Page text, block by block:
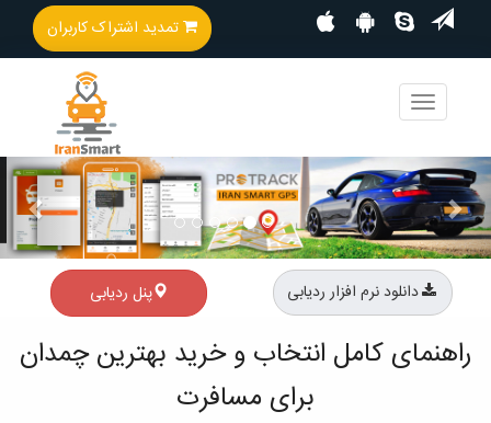
تمدید اشتراک کاربران
Toggle
navigation
Next
دانلود نرم افزار ردیابی پنل ردیابی
راهنمای کامل انتخاب و خرید بهترین چمدان
برای مسافرت